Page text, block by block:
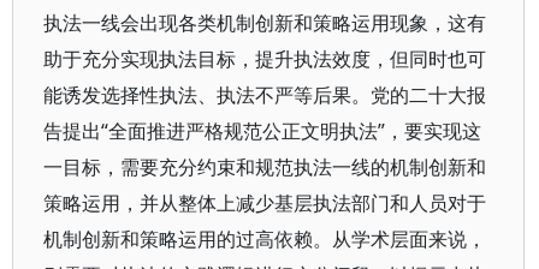
执法一线会出现各类机制创新和策略运用现象，这有
助于充分实现执法目标，提升执法效度，但同时也可
能诱发选择性执法、执法不严等后果。党的二十大报
告提出“全面推进严格规范公正文明执法”，要实现这
一目标，需要充分约束和规范执法一线的机制创新和
策略运用，并从整体上减少基层执法部门和人员对于
机制创新和策略运用的过高依赖。从学术层面来说，